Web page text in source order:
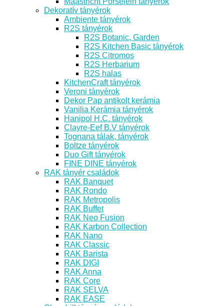
Dekoratív tányérok
Ambiente tányérok
R2S tányérok
R2S Botanic, Garden
R2S Kitchen Basic tányérok
R2S Citromos
R2S Herbarium
R2S halas
KitchenCraft tányérok
Veroni tányérok
Dekor Pap antikolt kerámia
Vanilia Kerámia tányérok
Hanipol H.C. tányérok
Clayre-Eef B.V tányérok
Tognana tálak, tányérok
Boltze tányérok
Duo Gift tányérok
FINE DINE tányérok
RAK tányér családok
RAK Banquet
RAK Rondo
RAK Metropolis
RAK Buffet
RAK Neo Fusion
RAK Karbon Collection
RAK Nano
RAK Classic
RAK Barista
RAK DIGI
RAK Anna
RAK Core
RAK SELVA
RAK EASE